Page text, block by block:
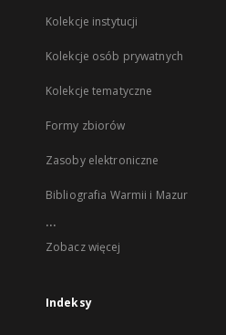
Kolekcje instytucji
Kolekcje osób prywatnych
Kolekcje tematyczne
Formy zbiorów
Zasoby elektroniczne
Bibliografia Warmii i Mazur
...
Zobacz więcej
Indeksy